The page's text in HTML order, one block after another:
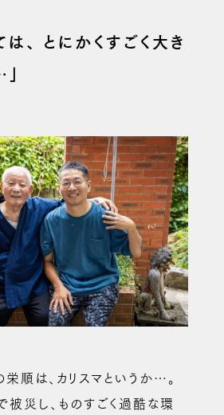
、 とにかくすごく大き
順は、カリスマというか…。
災し、ものすごく過酷な環